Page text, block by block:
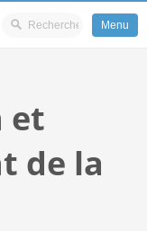
Menu
et
de la